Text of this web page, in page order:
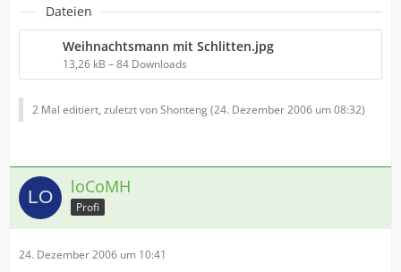
Dateien
Weihnachtsmann mit Schlitten.jpg
13,26 kB – 84 Downloads
2 Mal editiert, zuletzt von Shonteng (24. Dezember 2006 um 08:32)
loCoMH
Profi
24. Dezember 2006 um 10:41